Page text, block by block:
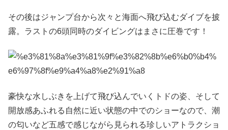
その後はジャンプ台から次々と海面へ飛び込むダイブを披
露。ラストの6頭同時のダイビングはまさに圧巻です！
豪快な水しぶきを上げて飛び込んでいくトドの姿、そして
開放感あふれる自然に近い状態の中でのショーなので、潮
の匂いなど五感で感じながら見られる珍しいアトラクショ